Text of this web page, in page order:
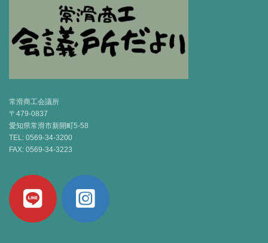
常滑商工会議所
〒479-0837
愛知県常滑市新開町5-58
TEL: 0569-34-3200
FAX: 0569-34-3223